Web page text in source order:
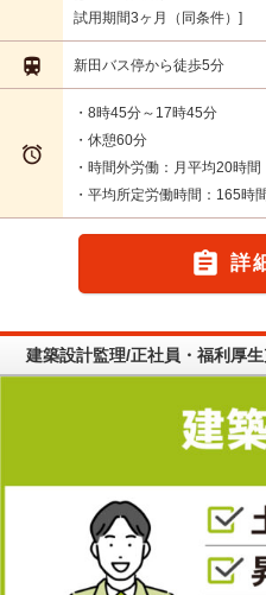
試用期間3ヶ月（同条件）
 新田バス停から徒歩5分

・8時45分～17時45分
・休憩60分
・時間外労働：月平均20時間
・平均所定労働時間：165時
 詳
建築設計監理/正社員・福利厚